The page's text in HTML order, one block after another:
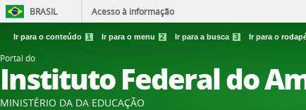
BRASIL Acesso à informação
Ir para o conteúdo 1 Ir para o menu 2 Ir para a busca 3 Ir para o
Portal do
Instituto Federal do
MINISTÉRIO DA DA EDUCAÇÃO